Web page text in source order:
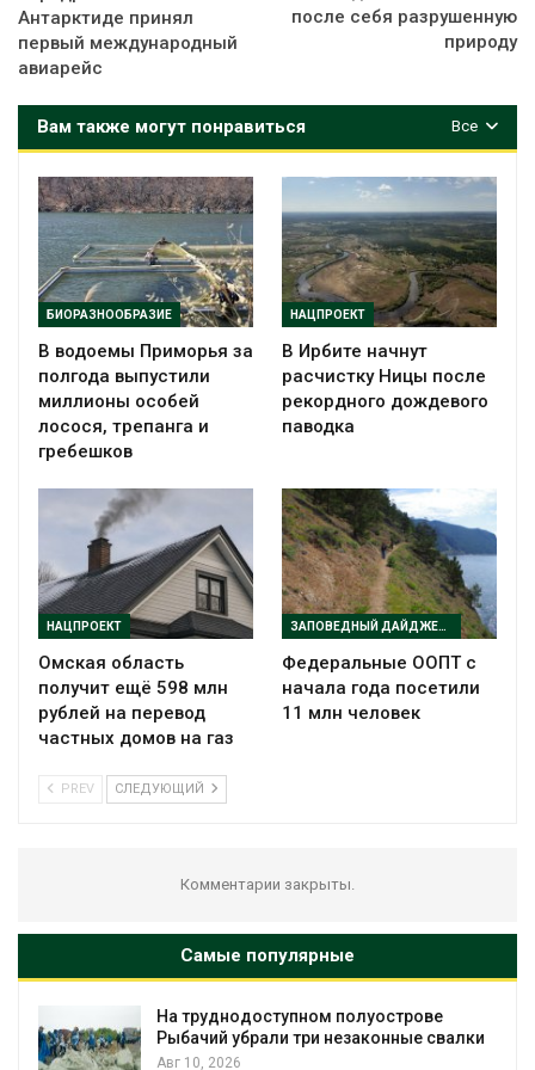
Антарктиде принял
первый международный
авиарейс
после себя разрушенную
природу
Все
Вам также могут понравиться
БИОРАЗНООБРАЗИЕ
В водоемы Приморья за
полгода выпустили
миллионы особей
лосося, трепанга и
гребешков
НАЦПРОЕКТ
В Ирбите начнут
расчистку Ницы после
рекордного дождевого
паводка
НАЦПРОЕКТ
Омская область
получит ещё 598 млн
рублей на перевод
частных домов на газ
ЗАПОВЕДНЫЙ ДАЙДЖЕСТ
Федеральные ООПТ с
начала года посетили
11 млн человек
PREV СЛЕДУЮЩИЙ
Комментарии закрыты.
Самые популярные
полуострове
три незаконные свалки
Региональный
в России